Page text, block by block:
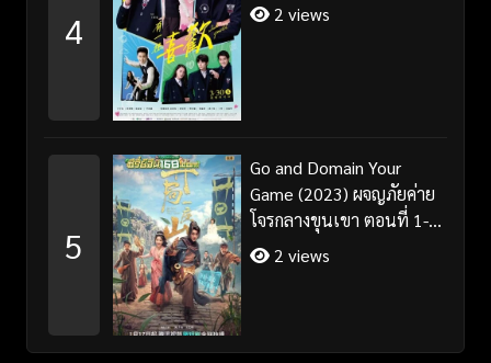
4 2 views
5
Go and Domain Your
Game (2023) ผจญภัยค่าย
โจรกลางขุนเขา ตอนที่ 1-
30 จบ ซับไทย
2 views